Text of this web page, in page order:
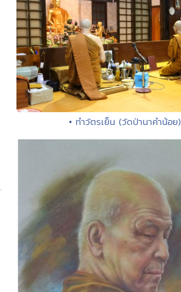
• ทำวัตรเย็น (วัดป่านาคำน้อย)